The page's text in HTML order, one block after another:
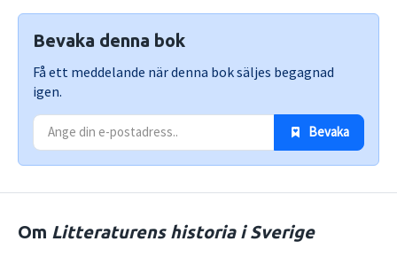
Bevaka denna bok
Få ett meddelande när denna bok säljes begagnad
igen.
Bevaka
Om Litteraturens historia i Sverige